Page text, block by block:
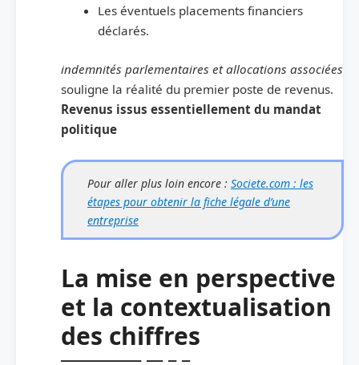
Les éventuels placements financiers
déclarés.
indemnités parlementaires et allocations associées
souligne la réalité du premier poste de revenus.
Revenus issus essentiellement du mandat
politique
Pour aller plus loin encore : Societe.com : les
étapes pour obtenir la fiche légale d’une
entreprise
La mise en perspective
et la contextualisation
des chiffres